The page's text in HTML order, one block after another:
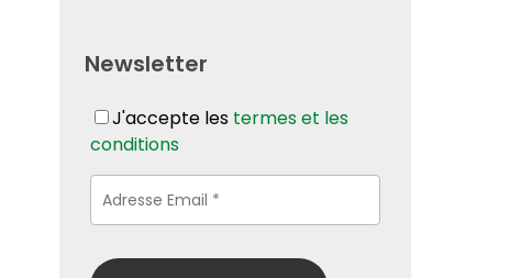
Newsletter
J'accepte les termes et les
conditions